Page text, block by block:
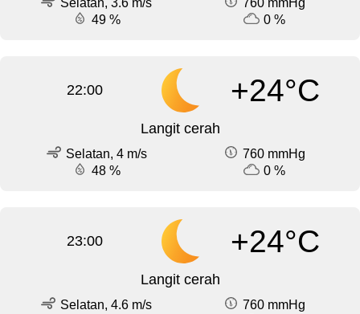
Selatan, 3.6 m/s
760 mmHg
49 %
0 %
22:00 +24°C
Langit cerah
Selatan, 4 m/s
760 mmHg
48 %
0 %
23:00 +24°C
Langit cerah
Selatan, 4.6 m/s
760 mmHg